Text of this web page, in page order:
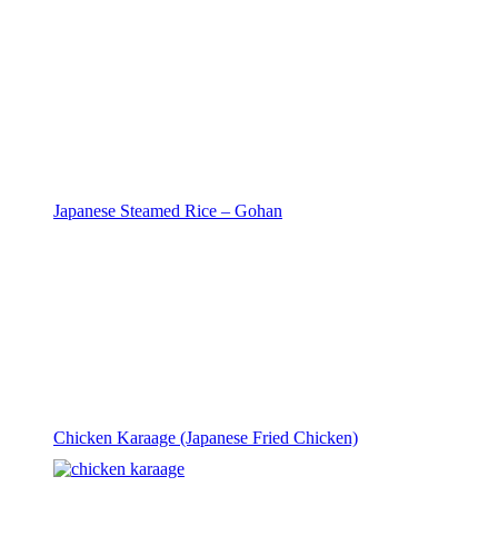
Japanese Steamed Rice – Gohan
Chicken Karaage (Japanese Fried Chicken)